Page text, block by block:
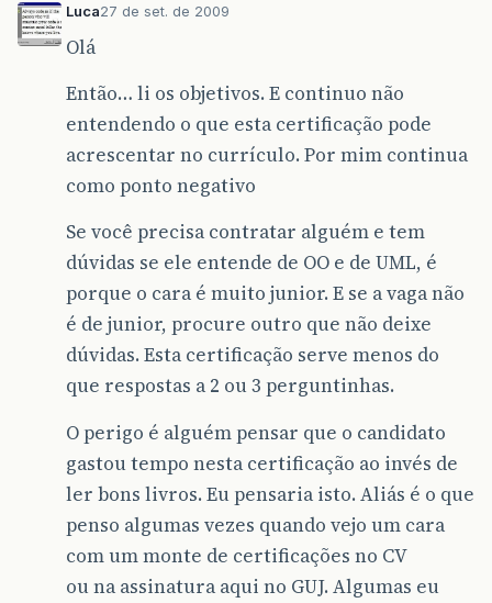
Luca27 de set. de 2009
Olá
Então… li os objetivos. E continuo não
entendendo o que esta certificação pode
acrescentar no currículo. Por mim continua
como ponto negativo
Se você precisa contratar alguém e tem
dúvidas se ele entende de OO e de UML, é
porque o cara é muito junior. E se a vaga não
é de junior, procure outro que não deixe
dúvidas. Esta certificação serve menos do
que respostas a 2 ou 3 perguntinhas.
O perigo é alguém pensar que o candidato
gastou tempo nesta certificação ao invés de
ler bons livros. Eu pensaria isto. Aliás é o que
penso algumas vezes quando vejo um cara
com um monte de certificações no CV
ou na assinatura aqui no GUJ. Algumas eu